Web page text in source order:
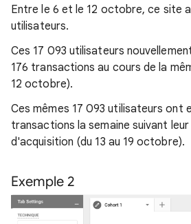
Entre le 6 et le 12 octobre, ce site
utilisateurs.
Ces 17 093 utilisateurs
176 transactions au cours de la
12 octobre).
Ces mêmes 17 093 utilisateurs ont
transactions la semaine suivant leur
d'acquisition (du 13 au 19 octobre).
Exemple 2